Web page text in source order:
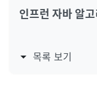
인프런 자바 알고
목록 보기